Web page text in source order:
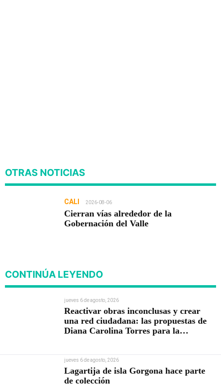
OTRAS NOTICIAS
CALI 2026-08-06
Cierran vías alrededor de la
Gobernación del Valle
CONTINÚA LEYENDO
jueves 6 de agosto, 2026
Reactivar obras inconclusas y crear
una red ciudadana: las propuestas de
Diana Carolina Torres para la
jueves 6 de agosto, 2026
Lagartija de isla Gorgona hace parte
de colección